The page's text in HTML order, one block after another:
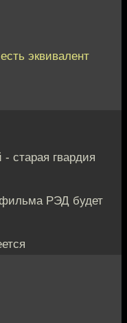
эквивалент
старая гвардия
РЭД будет